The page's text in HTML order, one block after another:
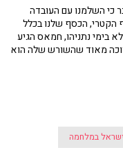
לנו מנוף ב-7 באוקטובר כי השלמנו עם העובדה
הכסף שלנו בכלל
בימי נתניהו, חמאס הגיע
מאוד שהשורש שלה הוא
ישראל במלחמה